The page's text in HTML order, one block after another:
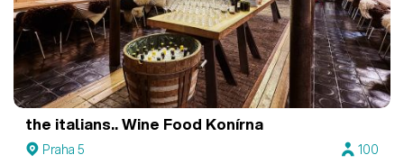
the italians.. Wine Food Konírna
Praha 5
100